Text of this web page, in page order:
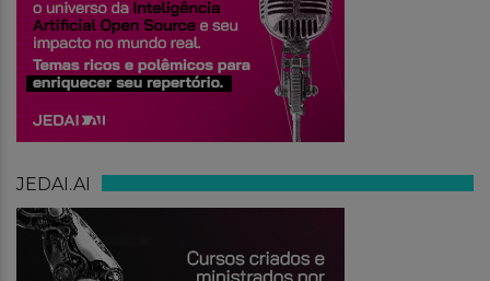
JEDAI.AI